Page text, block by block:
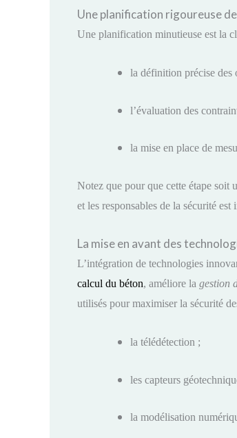
Une planification rigoureuse
Une planification minutieuse est la
la définition précise des
l’évaluation des
la mise en place de
Notez que pour que cette étape soit
et les responsables de la sécurité est
La mise en avant des
L’intégration de technologies
calcul du béton, améliore la gestion
utilisés pour maximiser la sécurité
la télédétection ;
les capteurs
la modélisation